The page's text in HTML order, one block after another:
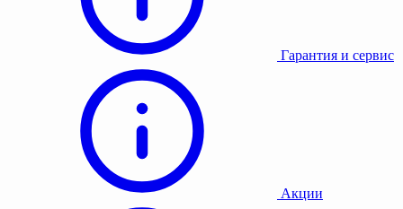
Гарантия и сервис
Акции